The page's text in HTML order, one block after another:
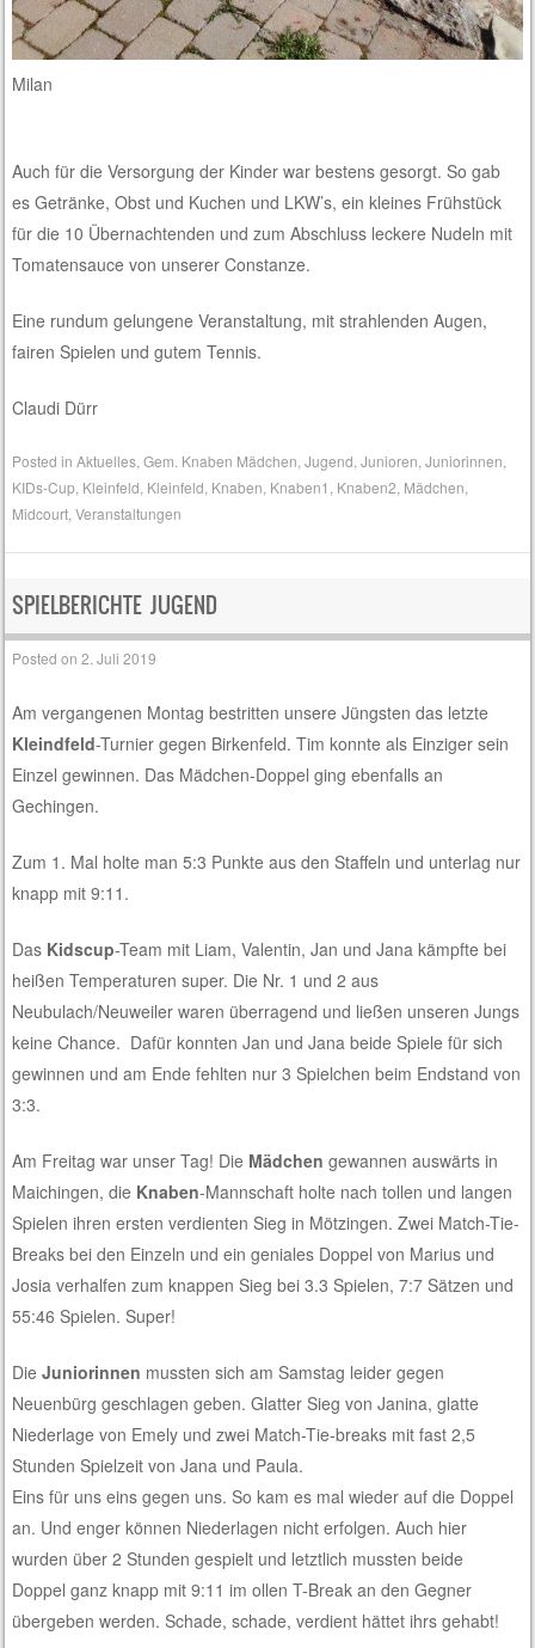
Milan
Auch für die Versorgung der Kinder war bestens gesorgt. So gab
es Getränke, Obst und Kuchen und LKW’s, ein kleines Frühstück
für die 10 Übernachtenden und zum Abschluss leckere Nudeln mit
Tomatensauce von unserer Constanze.
Eine rundum gelungene Veranstaltung, mit strahlenden Augen,
fairen Spielen und gutem Tennis.
Claudi Dürr
Posted inAktuelles ,Gem. Knaben Mädchen ,Jugend ,Junioren ,Juniorinnen
KIDs-Cup Kleinfeld Kleinfeld Knaben Knaben1 Knaben2 Mädchen
Midcourt ,Veranstaltungen
SPIELBERICHTE JUGEND
Posted on2. Juli 2019
Am vergangenen Montag bestritten unsere Jüngsten das letzte
Kleindfeld-Turnier gegen Birkenfeld. Tim konnte als Einziger sein
Einzel gewinnen. Das Mädchen-Doppel ging ebenfalls an
Gechingen.
Zum 1. Mal holte man 5:3 Punkte aus den Staffeln und unterlag nur
knapp mit 9:11.
Das Kidscup-Team mit Liam, Valentin, Jan und Jana kämpfte bei
heißen Temperaturen super. Die Nr. 1 und 2 aus
Neubulach/Neuweiler waren überragend und ließen unseren Jungs
keine Chance. Dafür konnten Jan und Jana beide Spiele für sich
gewinnen und am Ende fehlten nur 3 Spielchen beim Endstand von
3:3.
Am Freitag war unser Tag! Die Mädchen gewannen auswärts in
Maichingen, die Knaben-Mannschaft holte nach tollen und langen
Spielen ihren ersten verdienten Sieg in Mötzingen. Zwei Match-Tie-
Breaks bei den Einzeln und ein geniales Doppel von Marius und
Josia verhalfen zum knappen Sieg bei 3.3 Spielen, 7:7 Sätzen und
55:46 Spielen. Super!
DieJuniorinnen mussten sich am Samstag leider gegen
Neuenbürg geschlagen geben. Glatter Sieg von Janina, glatte
Niederlage von Emely und zwei Match-Tie-breaks mit fast 2,5
Stunden Spielzeit von Jana und Paula.
Eins für uns eins gegen uns. So kam es mal wieder auf die Doppel
an. Und enger können Niederlagen nicht erfolgen. Auch hier
wurden über 2 Stunden gespielt und letztlich mussten beide
Doppel ganz knapp mit 9:11 im ollen T-Break an den Gegner
übergeben werden. Schade, schade, verdient hättet ihrs gehabt!